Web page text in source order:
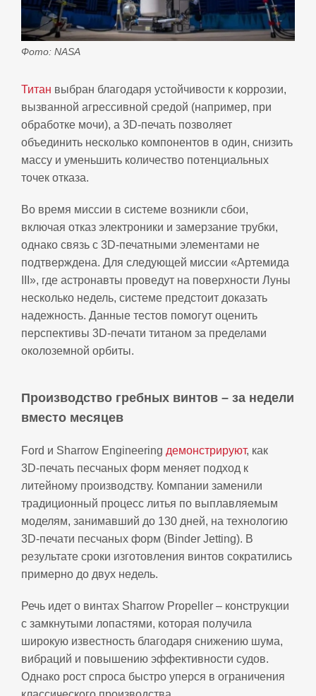
Фото: NASA
Титан выбран благодаря устойчивости к коррозии,
вызванной агрессивной средой (например, при
обработке мочи), а 3D‑печать позволяет
объединить несколько компонентов в один, снизить
массу и уменьшить количество потенциальных
точек отказа.
Во время миссии в системе возникли сбои,
включая отказ электроники и замерзание трубки,
однако связь с 3D‑печатными элементами не
подтверждена. Для следующей миссии «Артемида
III», где астронавты проведут на поверхности Луны
несколько недель, системе предстоит доказать
надежность. Данные тестов помогут оценить
перспективы 3D‑печати титаном за пределами
околоземной орбиты.
Производство гребных винтов – за недели
вместо месяцев
Ford и Sharrow Engineering демонстрируют, как
3D‑печать песчаных форм меняет подход к
литейному производству. Компании заменили
традиционный процесс литья по выплавляемым
моделям, занимавший до 130 дней, на технологию
3D‑печати песчаных форм (Binder Jetting). В
результате сроки изготовления винтов сократились
примерно до двух недель.
Речь идет о винтах Sharrow Propeller – конструкции
с замкнутыми лопастями, которая получила
широкую известность благодаря снижению шума,
вибраций и повышению эффективности судов.
Однако рост спроса быстро уперся в ограничения